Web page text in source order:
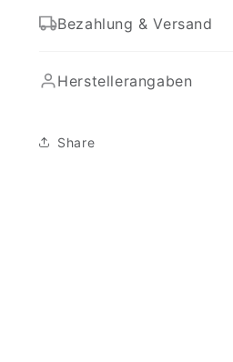
Bezahlung & Versand
Herstellerangaben
Share